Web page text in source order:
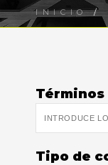
INICIO/
Términos
Tipo de